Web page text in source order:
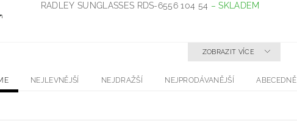
RADLEY SUNGLASSES RDS-6556 104 54 –SKLADEM
ZOBRAZIT VÍCE
NEJLEVNĚJŠÍ NEJDRAŽŠÍ NEJPRODÁVANĚJŠÍ ABECEDNĚ